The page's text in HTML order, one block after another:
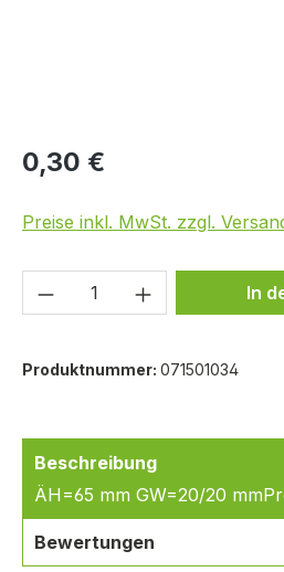
0,30 €
Preise inkl. MwSt. zzgl.
Produkt Anzahl: Gib
In
Produktnummer: 071501034
Beschreibung
ÄH=65 mm GW=20/20
Bewertungen